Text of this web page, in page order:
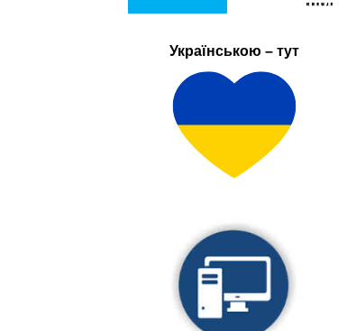
Українською – тут